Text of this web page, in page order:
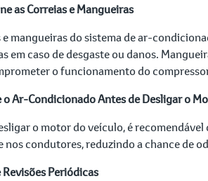
as Correias e Mangueiras
e mangueiras do sistema de ar-
em caso de desgaste ou danos.
o funcionamento do
o Ar-Condicionado Antes de Desligar o
o motor do veículo, é
nos condutores, reduzindo a chance de
Periódicas